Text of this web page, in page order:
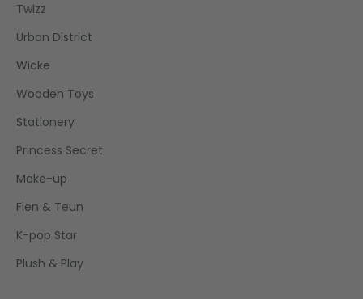
Twizz
Urban District
Wicke
Wooden Toys
Stationery
Princess Secret
Make-up
Fien & Teun
K-pop Star
Plush & Play